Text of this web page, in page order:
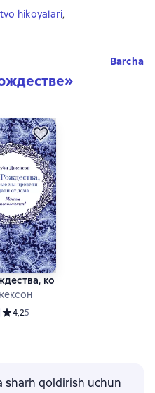
hikoyalari,
»
Barcha
4 оценок
которые мы провели
Средний рейтинг 4,2 на основе 5
4,25
sharh qoldirish uchun